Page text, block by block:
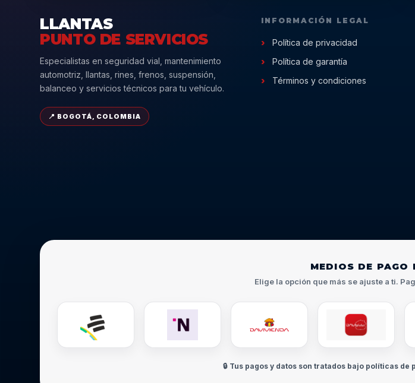
LLANTAS
PUNTO DE SERVICIOS
Especialistas en seguridad vial, mantenimiento
automotriz, llantas, rines, frenos, suspensión,
balanceo y servicios técnicos para tu vehículo.
📍 BOGOTÁ, COLOMBIA
INFORMACIÓN LEGAL
Política de privacidad
Política de garantía
Términos y condiciones
MEDIOS DE PAGO
Elige la opción que más se ajuste a ti.
🔒 Tus pagos y datos son tratados bajo políticas